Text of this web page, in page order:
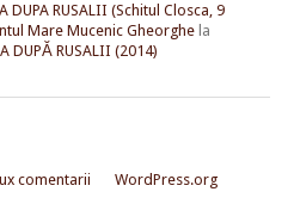
DUPA RUSALII (Schitul Closca, 9
Mare Mucenic Gheorghe la
DUPĂ RUSALII (2014)
comentarii WordPress.org